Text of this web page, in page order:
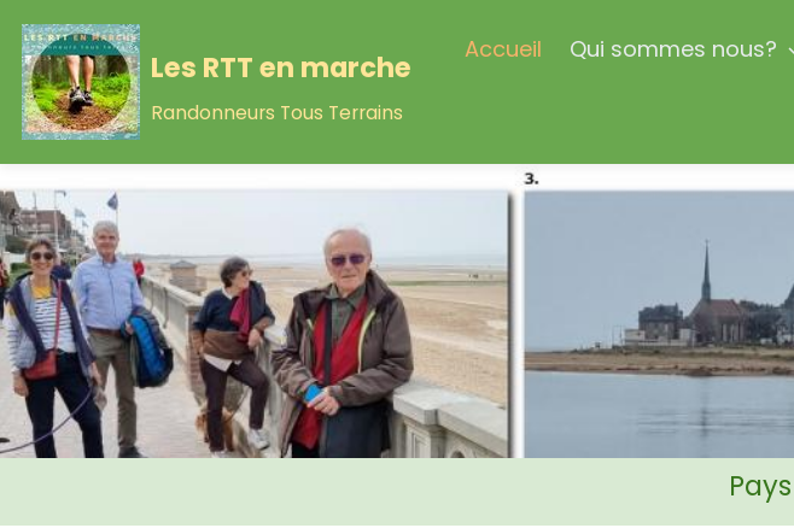
Les RTT en marche
Randonneurs Tous Terrains
Accueil Qui sommes nous?